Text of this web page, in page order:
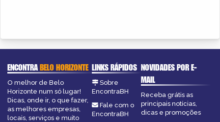
ENCONTRABELO HORIZONTE
O melhor de Belo
Horizonte num só lugar!
Dicas, onde ir, o que fazer,
as melhores empresas,
locais, serviços e muito
LINKS RÁPIDOS
Sobre
EncontraBH
Fale com o
EncontraBH
NOVIDADES POR E-
MAIL
Receba grátis as
principais notícias,
dicas e promoções